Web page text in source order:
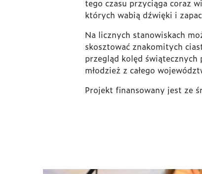
tego czasu przyciąga coraz
których wabią dźwięki i
Na licznych stanowiskach
skosztować znakomitych
przegląd kolęd
młodzież z całego
Projekt finansowany jest ze